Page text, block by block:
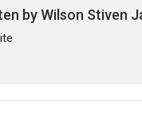
byWilson Stiven